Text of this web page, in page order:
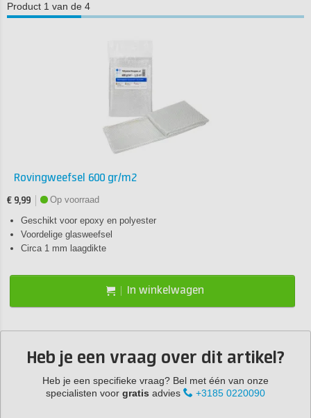
Product 1 van de 4
Rovingweefsel 600 gr/m2
€ 9,99
Op voorraad
Geschikt voor epoxy en polyester
Voordelige glasweefsel
Circa 1 mm laagdikte
In winkelwagen
Heb je een vraag over dit artikel?
Heb je een specifieke vraag? Bel met één van onze
specialisten voor gratis advies +3185 0220090